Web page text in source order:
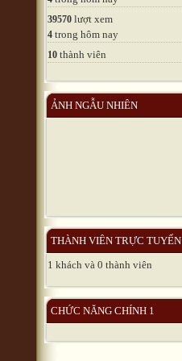
39570 lượt xem
4 trong hôm nay
10 thành viên
ẢNH NGẪU NHIÊN
THÀNH VIÊN TRỰC TUYẾN
1 khách và 0 thành viên
CHỨC NĂNG CHÍNH 1